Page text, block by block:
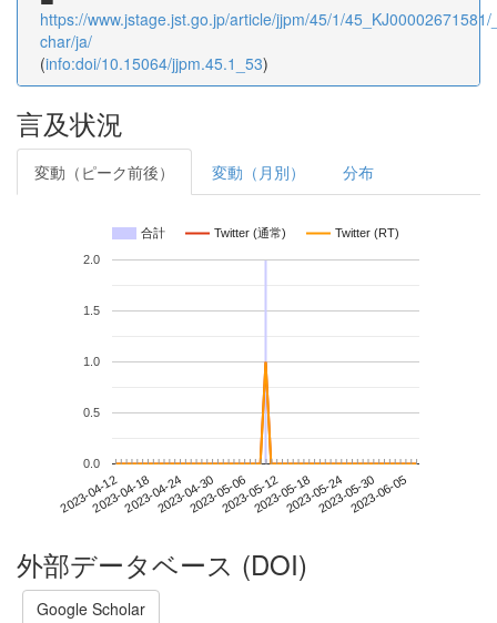
https://www.jstage.jst.go.jp/article/jjpm/45/1/45_KJ00002671581/
char/ja/
(info:doi/10.15064/jjpm.45.1_53)
言及状況
変動（ピーク前後） 変動（月別） 分布
合計 Twitter (通常) Twitter (RT)
2023-04-122023-04-182023-04-242023-04-302023-05-062023-05-122023-05-182023-05-242023-05-302023-06-05
0.0
0.5
1.0
1.5
2.0
外部データベース (DOI)
Google Scholar